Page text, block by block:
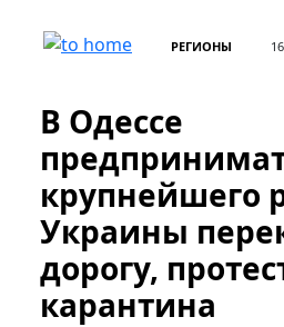
РЕГИОНЫ
В Одессе
крупнейшего
Украины
дорогу,
карантина